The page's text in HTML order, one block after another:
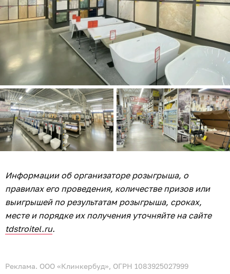
Информации об организаторе розыгрыша, о
правилах его проведения, количестве призов или
выигрышей по результатам розыгрыша, сроках,
месте и порядке их получения уточняйте на сайте
tdstroitel.ru.
Реклама. ООО «Клинкербуд», ОГРН 1083925027999